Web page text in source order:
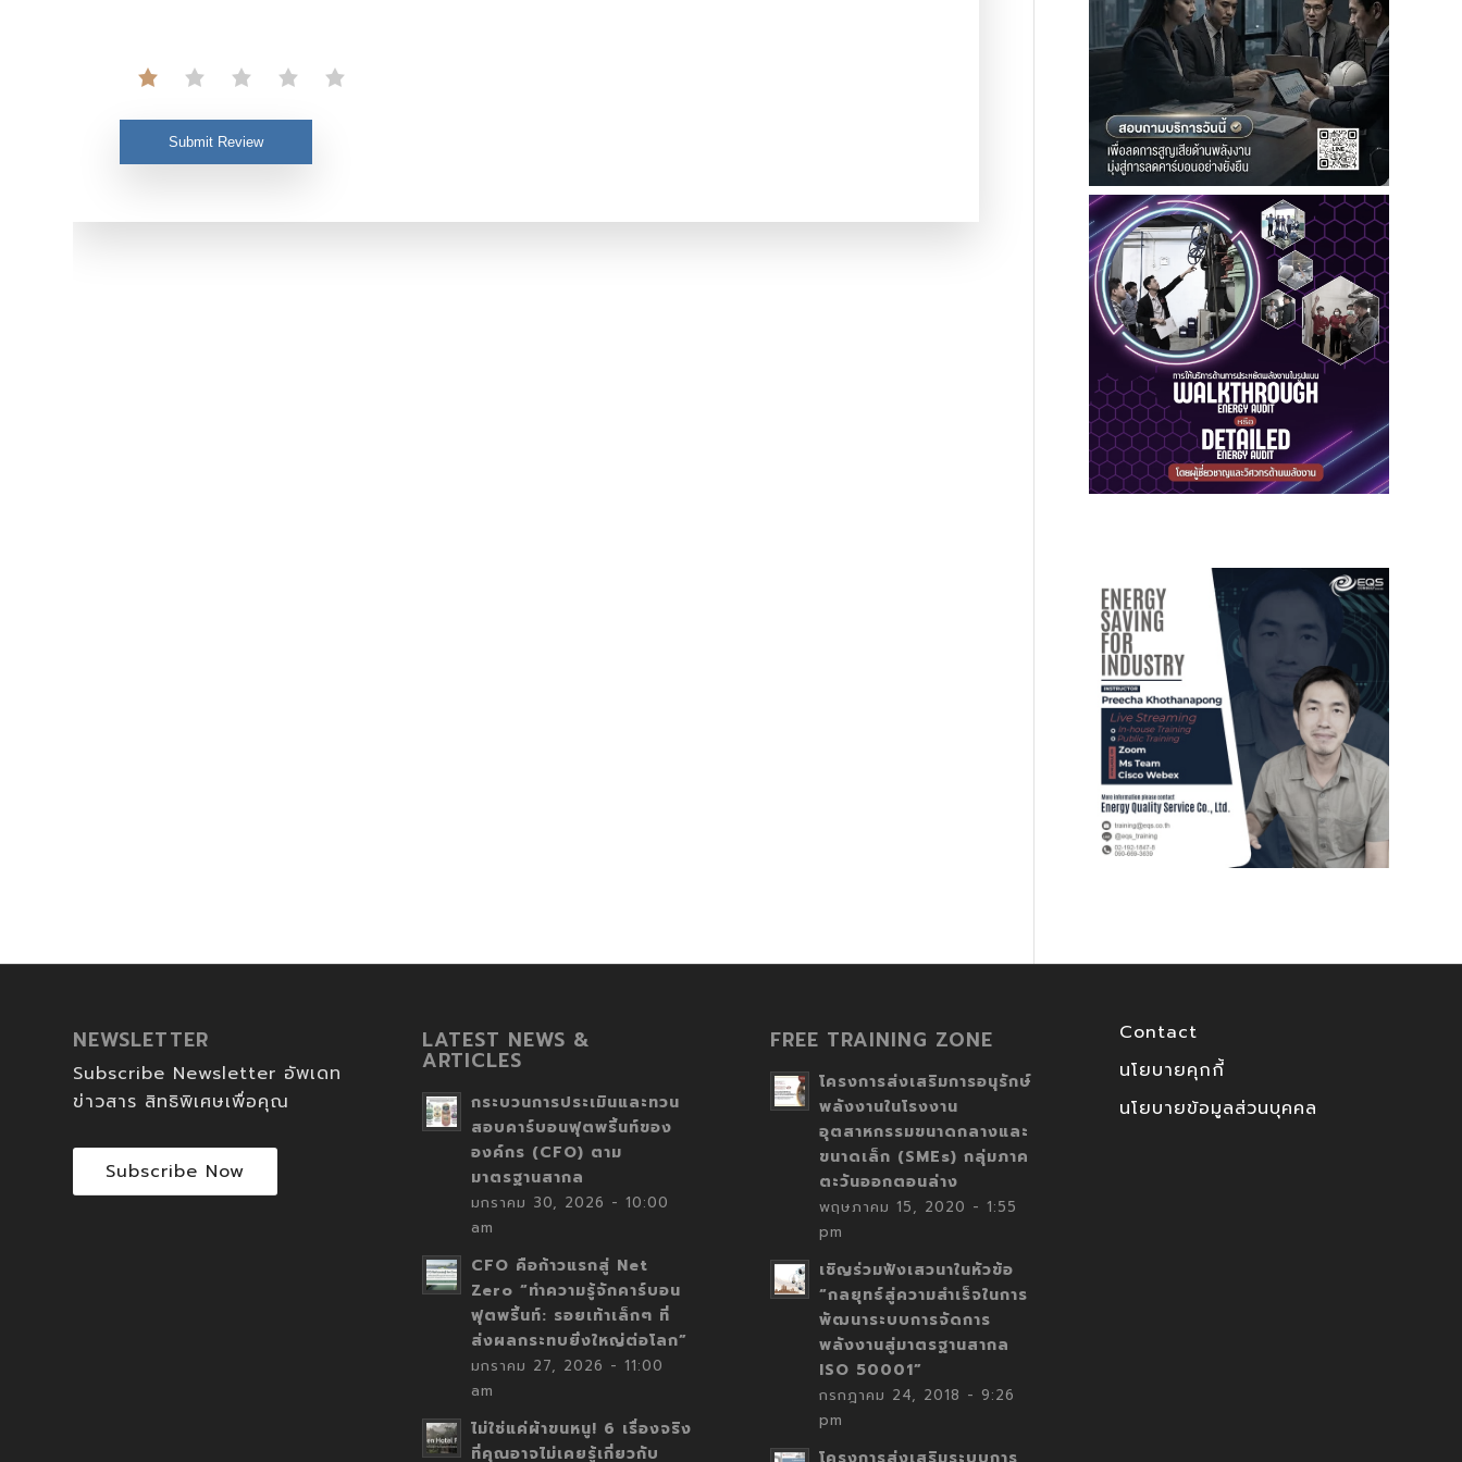
Submit Review
NEWSLETTER
Subscribe Newsletter อัพเดท
ข่าวสาร สิทธิพิเศษเพื่อคุณ
Subscribe Now
LATEST NEWS &
ARTICLES
กระบวนการประเมินและทวน
สอบคาร์บอนฟุตพริ้นท์ของ
องค์กร (CFO) ตาม
มาตรฐานสากล
มกราคม 30, 2026 - 10:00
am
CFO คือก้าวแรกสู่ Net
Zero “ทำความรู้จักคาร์บอน
ฟุตพริ้นท์: รอยเท้าเล็กๆ ที่
ส่งผลกระทบยิ่งใหญ่ต่อโลก”
มกราคม 27, 2026 - 11:00
am
ไม่ใช่แค่ผ้าขนหนู! 6 เรื่องจริง
ที่คุณอาจไม่เคยรู้เกี่ยวกับ
FREE TRAINING ZONE
โครงการส่งเสริมการอนุรักษ์
พลังงานในโรงงาน
อุตสาหกรรมขนาดกลางและ
ขนาดเล็ก (SMEs) กลุ่มภาค
ตะวันออกตอนล่าง
พฤษภาคม 15, 2020 - 1:55
pm
เชิญร่วมฟังเสวนาในหัวข้อ
“กลยุทธ์สู่ความสำเร็จในการ
พัฒนาระบบการจัดการ
พลังงานสู่มาตรฐานสากล
ISO 50001”
กรกฎาคม 24, 2018 - 9:26
pm
Contact
นโยบายคุกกี้
นโยบายข้อมูลส่วนบุคคล